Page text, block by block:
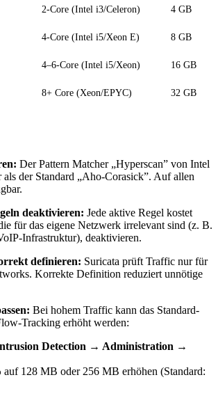
2-Core (Intel i3/Celeron) 4 GB
4-Core (Intel i5/Xeon E) 8 GB
4–6-Core (Intel i5/Xeon) 16 GB
8+ Core (Xeon/EPYC) 32 GB
Der Pattern Matcher „Hyperscan” von Intel
als der Standard „Aho-Corasick”. Auf allen
deaktivieren: Jede aktive Regel kostet
für das eigene Netzwerk irrelevant sind (z. B.
Infrastruktur), deaktivieren.
definieren: Suricata prüft Traffic nur für
Korrekte Definition reduziert unnötige
Bei hohem Traffic kann das Standard-
Tracking erhöht werden:
Detection → Administration →
auf 128 MB oder 256 MB erhöhen (Standard: